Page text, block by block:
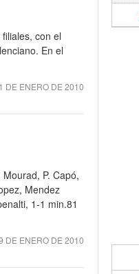
con el
En el
DE ENERO DE 2010
P. Capó,
Mendez
1-1 min.81
DE ENERO DE 2010